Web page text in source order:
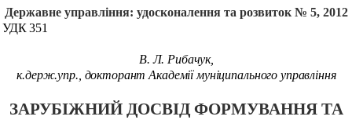
Державне управління: удосконалення та розвиток № 5, 2012
УДК 351
В. Л. Рибачук,
к.держ.упр., докторант Академії муніципального управління
ЗАРУБІЖНИЙ ДОСВІД ФОРМУВАННЯ ТА